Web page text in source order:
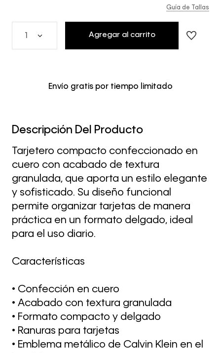
Guía de Tallas
Agregar al carrito
Envío gratis por tiempo limitado
Descripción Del Producto
Tarjetero compacto confeccionado en
cuero con acabado de textura
granulada, que aporta un estilo elegante
y sofisticado. Su diseño funcional
permite organizar tarjetas de manera
práctica en un formato delgado, ideal
para el uso diario.
Características
• Confección en cuero
• Acabado con textura granulada
• Formato compacto y delgado
• Ranuras para tarjetas
• Emblema metálico de Calvin Klein en el